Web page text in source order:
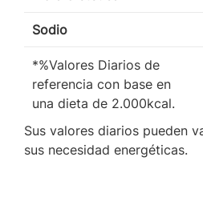
Sodio
*%Valores Diarios de
referencia con base en
una dieta de 2.000kcal.
Sus valores diarios pueden
sus necesidad energéticas.